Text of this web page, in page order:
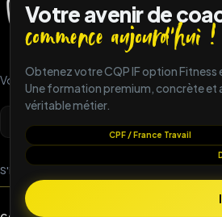
★★★★★
Super suivi tout au long du
financement CPF bien
Contenu très complet pour le
Votre avenir de
commence aujourd'hui !
Obtenez votre CQP IF option Fitness
Une formation premium, concrète et
véritable métier.
CPF / France Travail
Votre avenir de coach commence
S'inscrire à une formation